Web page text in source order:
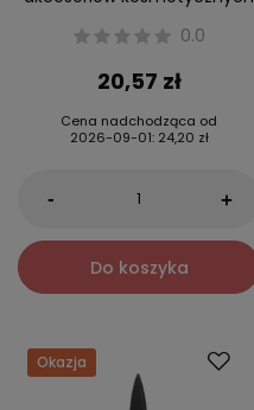
0.0
20,57 zł
Cena nadchodząca od
2026-09-01: 24,20 zł
- +
Do koszyka
Okazja